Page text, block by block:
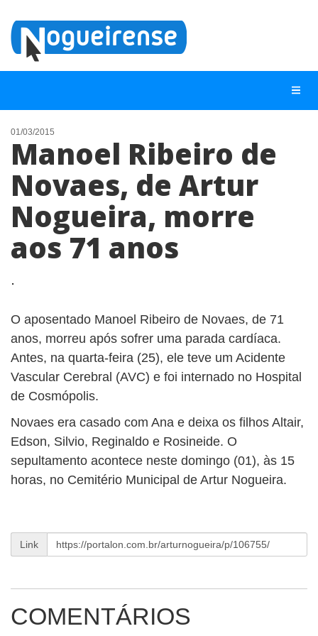
NOTÍCIAS
LISTA DIGITAL
TELEFONES ÚTEIS
QUEM SOMOS
CONTATO
ANUNCIE
BUSCAR
01/03/2015
Manoel Ribeiro de
Novaes, de Artur
Nogueira, morre
aos 71 anos
.
O aposentado Manoel Ribeiro de Novaes, de 71
anos, morreu após sofrer uma parada cardíaca.
Antes, na quarta-feira (25), ele teve um Acidente
Vascular Cerebral (AVC) e foi internado no Hospital
de Cosmópolis.
Novaes era casado com Ana e deixa os filhos Altair,
Edson, Silvio, Reginaldo e Rosineide. O
sepultamento acontece neste domingo (01), às 15
horas, no Cemitério Municipal de Artur Nogueira.
Link
COMENTÁRIOS